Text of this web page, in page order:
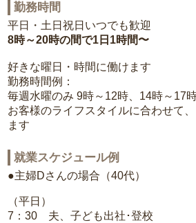
勤務時間
平日・土日祝日いつでも歓迎
8時～20時の間で1日1時間〜
好きな曜日・時間に働けます
勤務時間例：
毎週水曜のみ 9時～12時、14時～17
お客様のライフスタイルに合わせて
ます
就業スケジュール例
●主婦Dさんの場合（40代）
（平日）
7：30 夫、子ども出社･登校